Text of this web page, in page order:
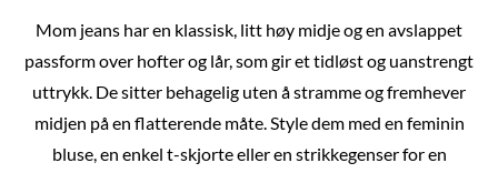
Mom jeans har en klassisk, litt høy midje og en avslappet
passform over hofter og lår, som gir et tidløst og uanstrengt
uttrykk. De sitter behagelig uten å stramme og fremhever
midjen på en flatterende måte. Style dem med en feminin
bluse, en enkel t-skjorte eller en strikkegenser for en